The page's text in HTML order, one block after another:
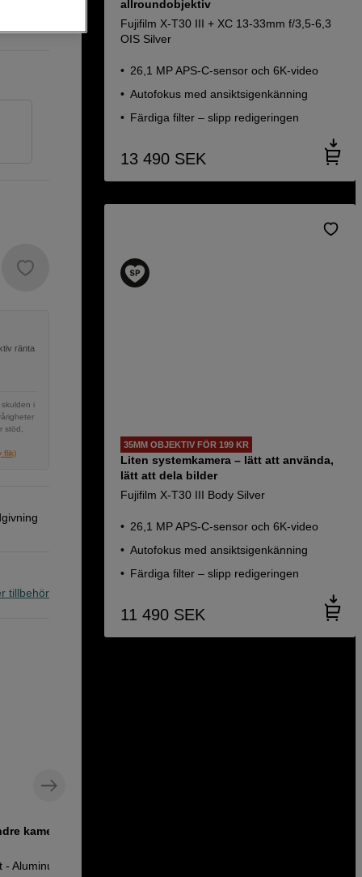
ränta
i
stöd,
flik)
tillbehör
kamera
Aluminum
allroundobjektiv
Fujifilm X-T30 III + XC 13-33mm f/3,5-6,3
OIS Silver
26,1 MP APS-C-sensor och 6K-video
Autofokus med ansiktsigenkänning
Färdiga filter – slipp redigeringen
13 490 SEK
35MM OBJEKTIV FÖR 199 KR
Liten systemkamera – lätt att använda,
lätt att dela bilder
Fujifilm X-T30 III Body Silver
26,1 MP APS-C-sensor och 6K-video
Autofokus med ansiktsigenkänning
Färdiga filter – slipp redigeringen
11 490 SEK